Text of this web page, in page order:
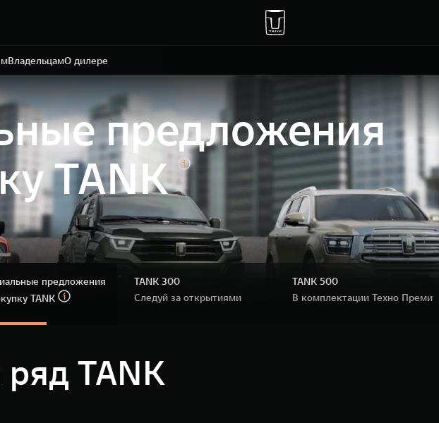
ВладельцамО дилере
1
предложения
TANK
предложения
TANK
TANK 300
Следуй за открытиями
TANK 500
В комплектации Техно Премиум
TANK